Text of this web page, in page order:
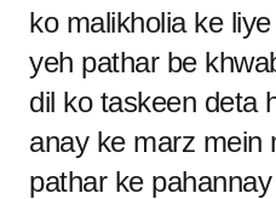
ko malikholia ke
yeh pathar be
dil ko taskeen deta
anay ke marz mein
pathar ke